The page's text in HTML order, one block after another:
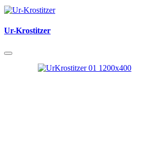
Ur-Krostitzer